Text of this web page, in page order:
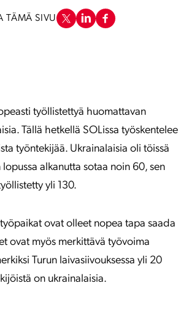
TÄMÄ SIVU
työllistettyä huomattavan
Tällä hetkellä SOLissa työskentelee
työntekijää. Ukrainalaisia oli töissä
alkanutta sotaa noin 60, sen
yli 130.
ovat olleet nopea tapa saada
ovat myös merkittävä työvoima
Turun laivasiivouksessa yli 20
on ukrainalaisia.